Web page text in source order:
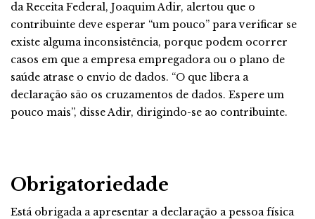
da Receita Federal, Joaquim Adir, alertou que o
contribuinte deve esperar “um pouco” para verificar se
existe alguma inconsistência, porque podem ocorrer
casos em que a empresa empregadora ou o plano de
saúde atrase o envio de dados. “O que libera a
declaração são os cruzamentos de dados. Espere um
pouco mais”, disse Adir, dirigindo-se ao contribuinte.
Obrigatoriedade
Está obrigada a apresentar a declaração a pessoa física